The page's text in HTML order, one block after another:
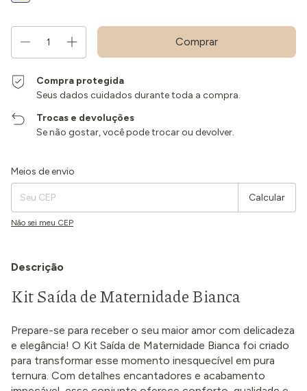
Compra protegida
Seus dados cuidados durante toda a compra.
Trocas e devoluções
Se não gostar, você pode trocar ou devolver.
Entregas para o CEP:
Meios de envio
Calcular
Não sei meu CEP
Descrição
Kit Saída de Maternidade Bianca
Prepare-se para receber o seu maior amor com delicadeza
e elegância! O Kit Saída de Maternidade Bianca foi criado
para transformar esse momento inesquecível em pura
ternura. Com detalhes encantadores e acabamento